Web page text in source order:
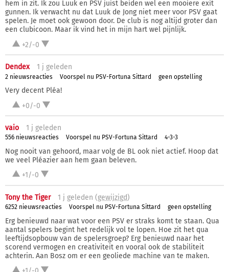
hem in zit. Ik zou Luuk en PSV juist beiden wel een mooiere exit
gunnen. Ik verwacht nu dat Luuk de Jong niet meer voor PSV gaat
spelen. Je moet ook gewoon door. De club is nog altijd groter dan
een clubicoon. Maar ik vind het in mijn hart wel pijnlijk.
+2/-0
Dendex 1 j geleden
2 nieuwsreacties Voorspel nu PSV-Fortuna Sittard geen opstelling
Very decent Pléa!
+0/-0
vaio 1 j geleden
556 nieuwsreacties Voorspel nu PSV-Fortuna Sittard 4-3-3
Nog nooit van gehoord, maar volg de BL ook niet actief. Hoop dat
we veel Pléazier aan hem gaan beleven.
+1/-0
Tony the Tiger 1 j geleden (gewijzigd)
6252 nieuwsreacties Voorspel nu PSV-Fortuna Sittard geen opstelling
Erg benieuwd naar wat voor een PSV er straks komt te staan. Qua
aantal spelers begint het redelijk vol te lopen. Hoe zit het qua
leeftijdsopbouw van de spelersgroep? Erg benieuwd naar het
scorend vermogen en creativiteit en vooral ook de stabiliteit
achterin. Aan Bosz om er een geoliede machine van te maken.